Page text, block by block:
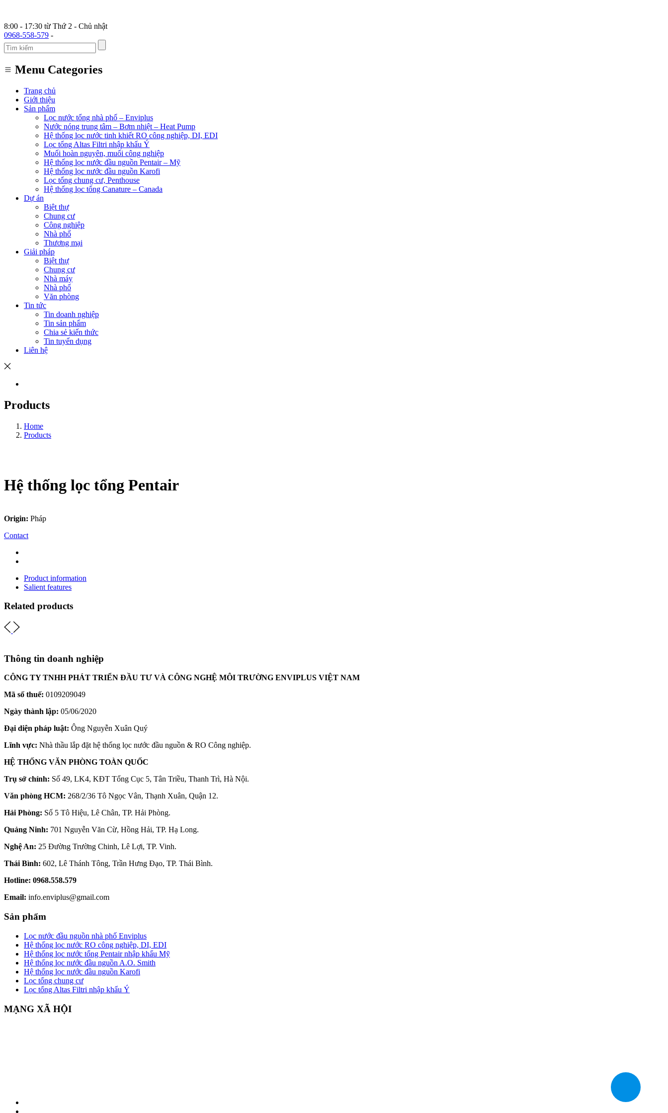
8:00 - 17:30 từ Thứ 2 - Chủ nhật
0968-558-579 -
Menu Categories
Trang chủ
Giới thiệu
Sản phẩm
Lọc nước tổng nhà phố – Enviplus
Nước nóng trung tâm – Bơm nhiệt – Heat Pump
Hệ thống lọc nước tinh khiết RO công nghiệp, DI, EDI
Lọc tổng Altas Filtri nhập khẩu Ý
Muối hoàn nguyên, muối công nghiệp
Hệ thống lọc nước đầu nguồn Pentair – Mỹ
Hệ thống lọc nước đầu nguồn Karofi
Lọc tổng chung cư, Penthouse
Hệ thống lọc tổng Canature – Canada
Dự án
Biệt thự
Chung cư
Công nghiệp
Nhà phố
Thương mại
Giải pháp
Biệt thự
Chung cư
Nhà máy
Nhà phố
Văn phòng
Tin tức
Tin doanh nghiệp
Tin sản phẩm
Chia sẻ kiến thức
Tin tuyển dụng
Liên hệ
Products
Home
Products
Hệ thống lọc tổng Pentair
Origin: Pháp
Contact
Product information
Salient features
Related products
Thông tin doanh nghiệp
CÔNG TY TNHH PHÁT TRIỂN ĐẦU TƯ VÀ CÔNG NGHỆ MÔI TRƯỜNG ENVIPLUS VIỆT NAM
Mã số thuế: 0109209049
Ngày thành lập: 05/06/2020
Đại diện pháp luật: Ông Nguyễn Xuân Quý
Lĩnh vực: Nhà thầu lắp đặt hệ thống lọc nước đầu nguồn & RO Công nghiệp.
HỆ THỐNG VĂN PHÒNG TOÀN QUỐC
Trụ sở chính: Số 49, LK4, KĐT Tổng Cục 5, Tân Triều, Thanh Trì, Hà Nội.
Văn phòng HCM: 268/2/36 Tô Ngọc Vân, Thạnh Xuân, Quận 12.
Hải Phòng: Số 5 Tô Hiệu, Lê Chân, TP. Hải Phòng.
Quảng Ninh: 701 Nguyễn Văn Cừ, Hồng Hải, TP. Hạ Long.
Nghệ An: 25 Đường Trường Chinh, Lê Lợi, TP. Vinh.
Thái Bình: 602, Lê Thánh Tông, Trần Hưng Đạo, TP. Thái Bình.
Hotline: 0968.558.579
Email: info.enviplus@gmail.com
Sản phẩm
Lọc nước đầu nguồn nhà phố Enviplus
Hệ thống lọc nước RO công nghiệp, DI, EDI
Hệ thống lọc nước tổng Pentair nhập khẩu Mỹ
Hệ thống lọc nước đầu nguồn A.O. Smith
Hệ thống lọc nước đầu nguồn Karofi
Lọc tổng chung cư
Lọc tổng Altas Filtri nhập khẩu Ý
MẠNG XÃ HỘI